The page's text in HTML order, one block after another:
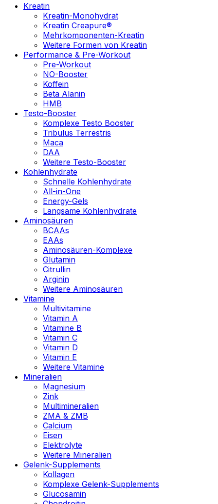
Kreatin
Kreatin-Monohydrat
Kreatin Creapure®
Mehrkomponenten-Kreatin
Weitere Formen von Kreatin
Performance & Pre-Workout
Pre-Workout
NO-Booster
Koffein
Beta Alanin
HMB
Testo-Booster
Komplexe Testo Booster
Tribulus Terrestris
Maca
DAA
Weitere Testo-Booster
Kohlenhydrate
Schnelle Kohlenhydrate
All-in-One
Energy-Gels
Langsame Kohlenhydrate
Aminosäuren
BCAAs
EAAs
Aminosäuren-Komplexe
Glutamin
Citrullin
Arginin
Weitere Aminosäuren
Vitamine
Multivitamine
Vitamin A
Vitamine B
Vitamin C
Vitamin D
Vitamin E
Weitere Vitamine
Mineralien
Magnesium
Zink
Multimineralien
ZMA & ZMB
Calcium
Eisen
Elektrolyte
Weitere Mineralien
Gelenk-Supplements
Kollagen
Komplexe Gelenk-Supplements
Glucosamin